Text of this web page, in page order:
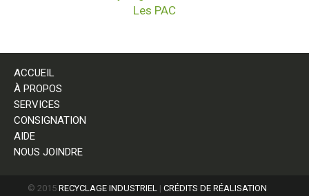
ACCUEIL
À PROPOS
SERVICES
CONSIGNATION
AIDE
NOUS JOINDRE
© 2015 RECYCLAGE INDUSTRIEL | CRÉDITS DE RÉALISATION